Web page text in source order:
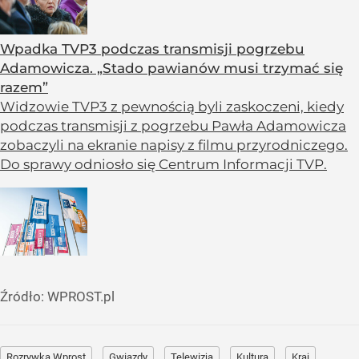
Wpadka TVP3 podczas transmisji pogrzebu
Adamowicza. „Stado pawianów musi trzymać się
razem”
Widzowie TVP3 z pewnością byli zaskoczeni, kiedy
podczas transmisji z pogrzebu Pawła Adamowicza
zobaczyli na ekranie napisy z filmu przyrodniczego.
Do sprawy odniosło się Centrum Informacji TVP.
Źródło: WPROST.pl